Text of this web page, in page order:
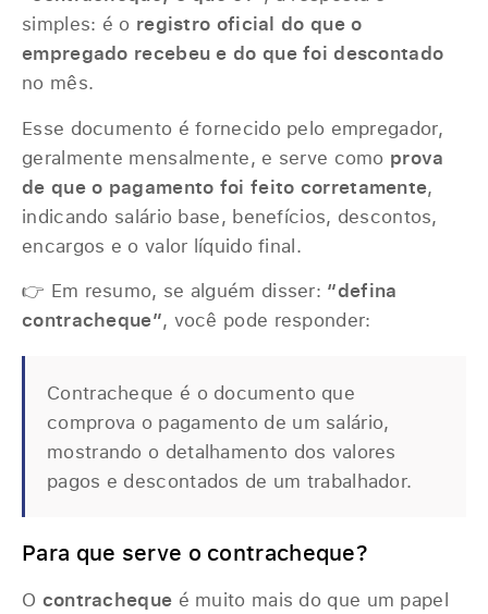
simples: é o registro oficial do que o
empregado recebeu e do que foi descontado
no mês.
Esse documento é fornecido pelo empregador,
geralmente mensalmente, e serve como prova
de que o pagamento foi feito corretamente,
indicando salário base, benefícios, descontos,
encargos e o valor líquido final.
👉 Em resumo, se alguém disser: “defina
contracheque”, você pode responder:
Contracheque é o documento que
comprova o pagamento de um salário,
mostrando o detalhamento dos valores
pagos e descontados de um trabalhador.
Para que serve o contracheque?
O contracheque é muito mais do que um papel